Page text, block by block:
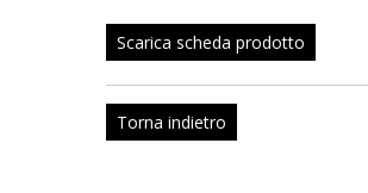
Scarica scheda prodotto
Torna indietro